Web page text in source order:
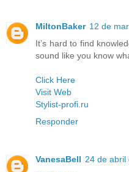
MiltonBaker 12 de
It’s hard to find
sound like you know
Click Here
Visit Web
Stylist-profi.ru
Responder
VanesaBell 24 de abril